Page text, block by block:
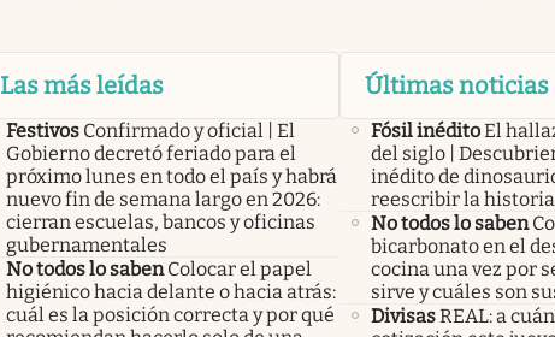
Las más leídas
Festivos Confirmado y oficial | El
Gobierno decretó feriado para el
próximo lunes en todo el país y habrá
nuevo fin de semana largo en 2026:
cierran escuelas, bancos y oficinas
gubernamentales
No todos lo saben Colocar el papel
higiénico hacia delante o hacia atrás:
cuál es la posición correcta y por qué
Últimas noticias
Fósil inéditoEl
del siglo |
inédito de
reescribir la historia
No todos lo saben
bicarbonato en el
cocina una vez por
sirve y cuáles son
DivisasREAL: a